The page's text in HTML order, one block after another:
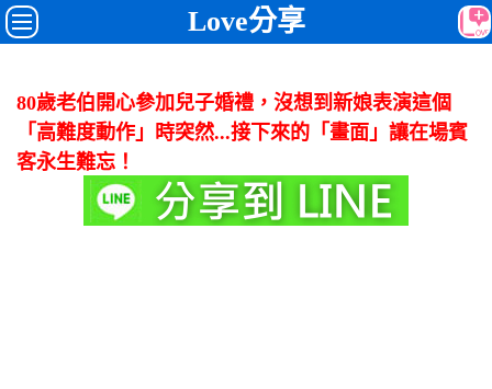
Love分享
80歲老伯開心參加兒子婚禮，沒想到新娘表演這個
「高難度動作」時突然...接下來的「畫面」讓在場賓
客永生難忘！